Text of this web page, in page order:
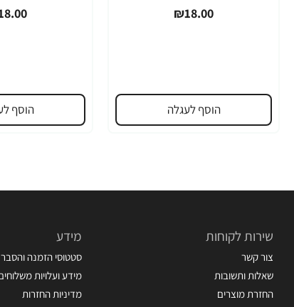
₪18.00
הוסף לעגלה הוסף
שירות לקוחות
צור קשר
שאלות ותשובות
החזרת מוצרים
מידע
סטטוסי הזמנה
מידע ועלויות
מדיניות החזרות